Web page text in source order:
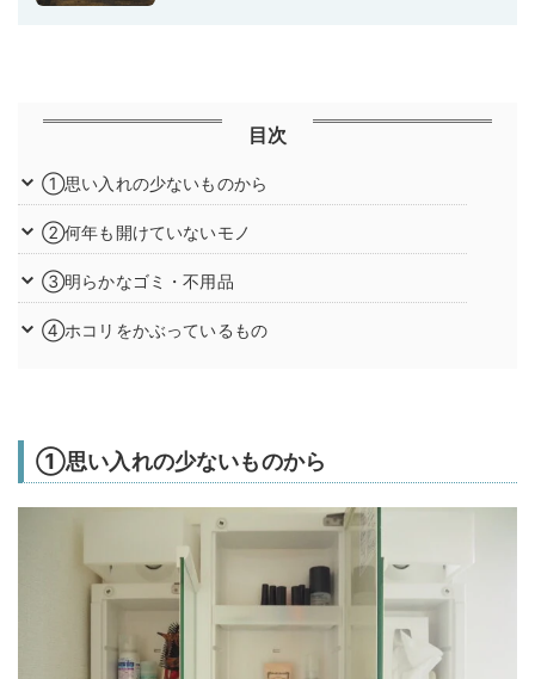
目次
①思い入れの少ないものから
②何年も開けていないモノ
③明らかなゴミ・不用品
④ホコリをかぶっているもの
①思い入れの少ないものから